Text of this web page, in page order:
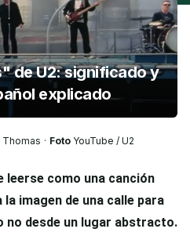
de U2: significado y
explicado
Thomas FotoYouTube / U2
leerse como una canción
la imagen de una calle para
no desde un lugar abstracto.